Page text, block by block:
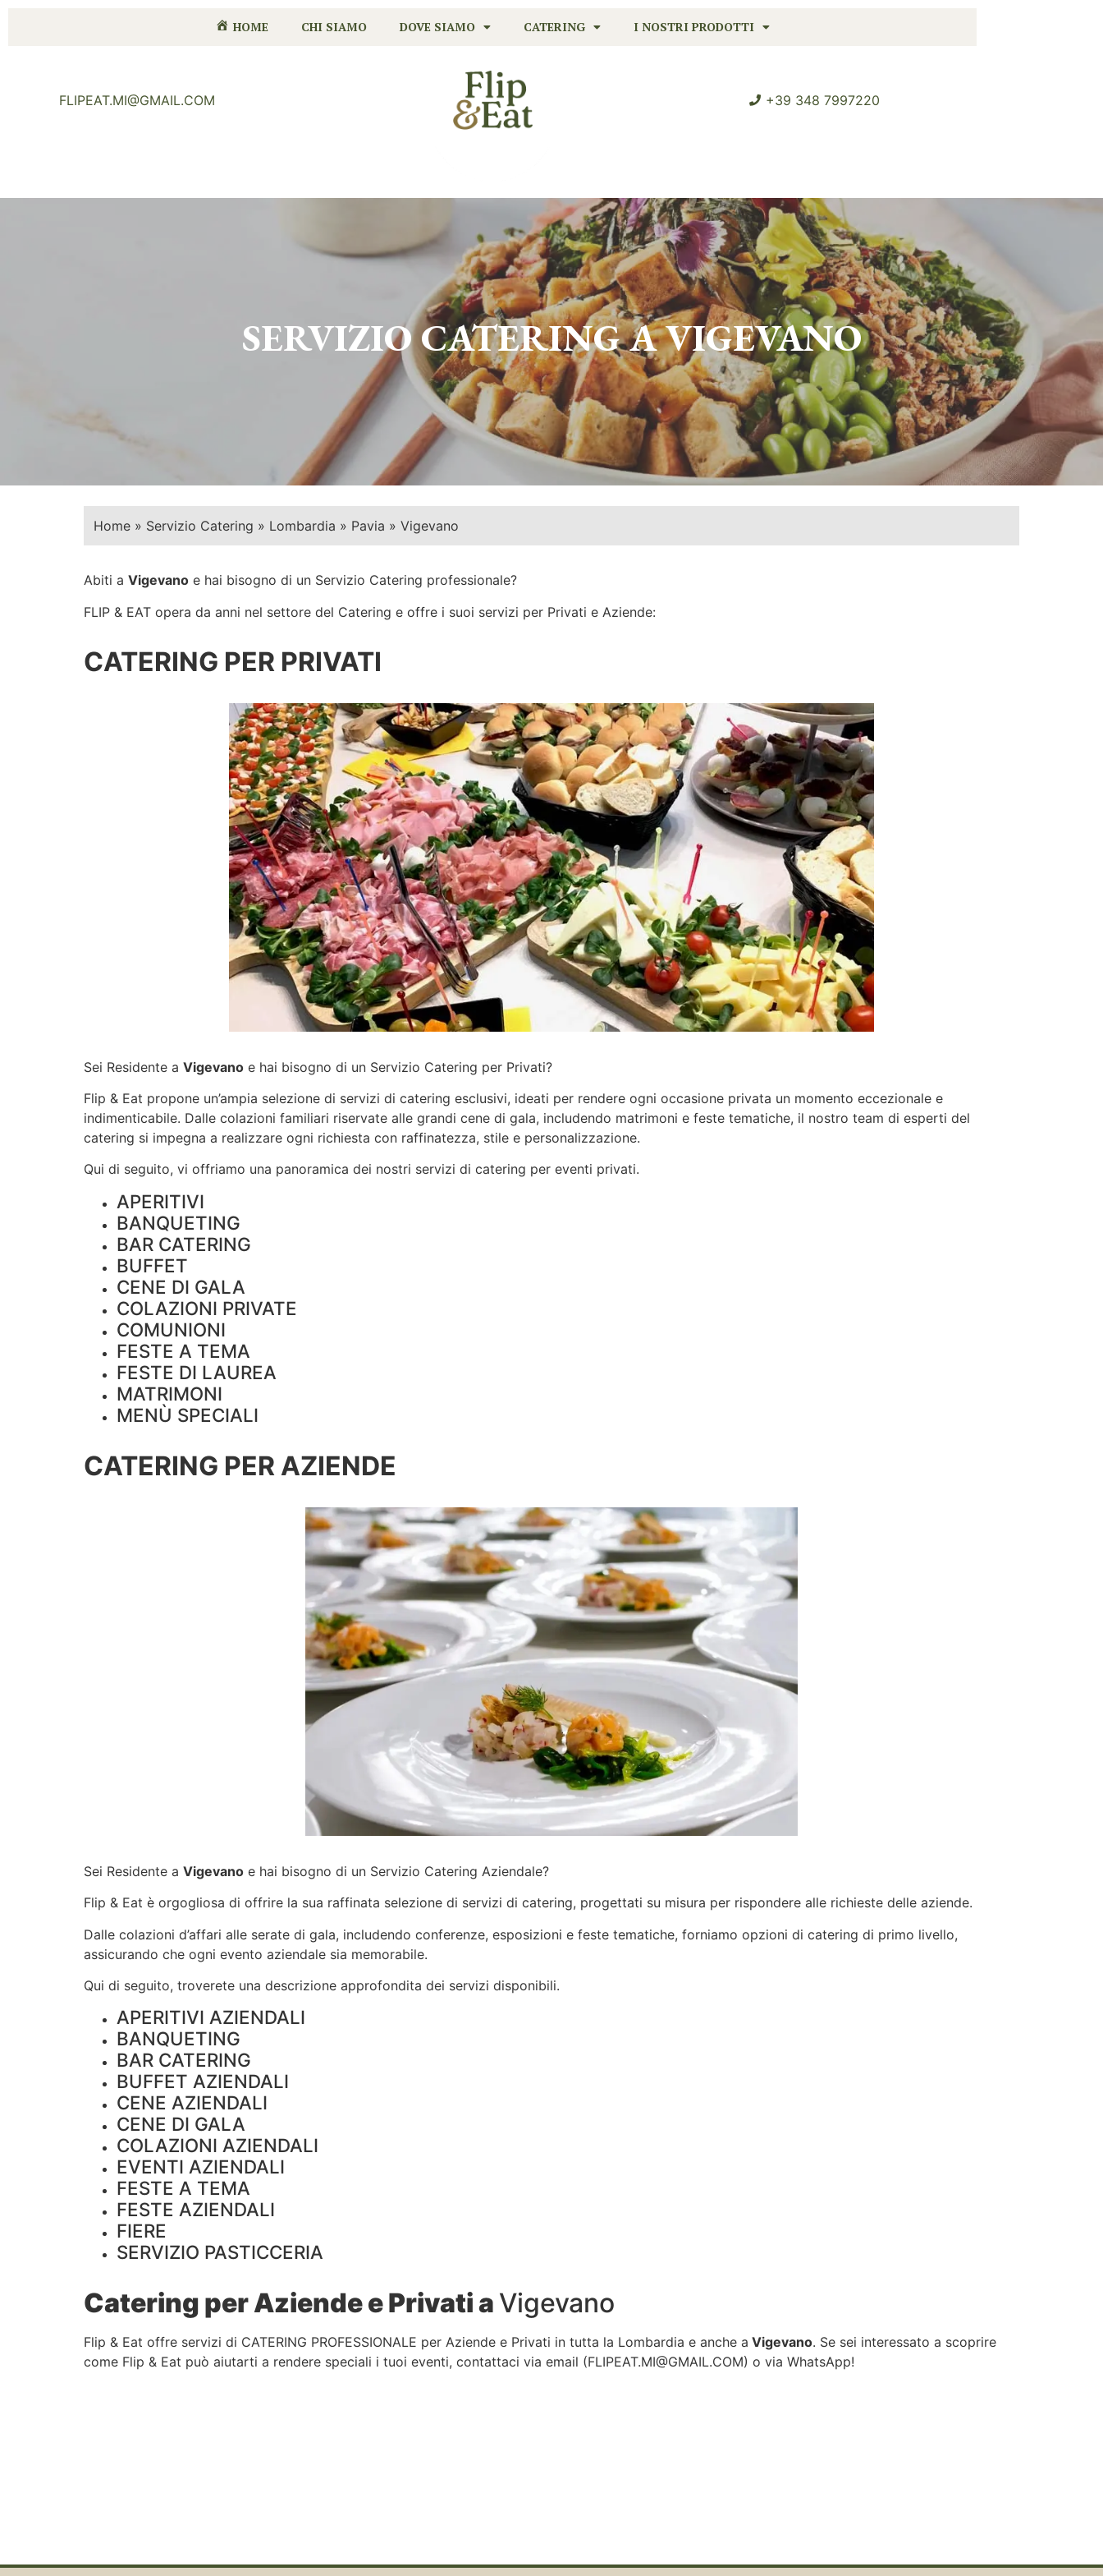
HOME CHI SIAMO DOVE SIAMO CATERING I NOSTRI PRODOTTI
FLIPEAT.MI@GMAIL.COM +39 348 7997220
SERVIZIO CATERING AVIGEVANO
Home » Servizio Catering » Lombardia » Pavia » Vigevano
Abiti a Vigevano e hai bisogno di un Servizio Catering professionale?
FLIP & EAT opera da anni nel settore del Catering e offre i suoi servizi per Privati e Aziende:
CATERING PER PRIVATI
Sei Residente a Vigevano e hai bisogno di un Servizio Catering per Privati?
Flip & Eat propone un’ampia selezione di servizi di catering esclusivi, ideati per rendere ogni occasione privata un momento eccezionale e
indimenticabile. Dalle colazioni familiari riservate alle grandi cene di gala, includendo matrimoni e feste tematiche, il nostro team di esperti del
catering si impegna a realizzare ogni richiesta con raffinatezza, stile e personalizzazione.
Qui di seguito, vi offriamo una panoramica dei nostri servizi di catering per eventi privati.
APERITIVI
BANQUETING
BAR CATERING
BUFFET
CENE DI GALA
COLAZIONI PRIVATE
COMUNIONI
FESTE A TEMA
FESTE DI LAUREA
MATRIMONI
MENÙ SPECIALI
CATERING PER AZIENDE
Sei Residente a Vigevano e hai bisogno di un Servizio Catering Aziendale?
Flip & Eat è orgogliosa di offrire la sua raffinata selezione di servizi di catering, progettati su misura per rispondere alle richieste delle aziende.
Dalle colazioni d’affari alle serate di gala, includendo conferenze, esposizioni e feste tematiche, forniamo opzioni di catering di primo livello,
assicurando che ogni evento aziendale sia memorabile.
Qui di seguito, troverete una descrizione approfondita dei servizi disponibili.
APERITIVI AZIENDALI
BANQUETING
BAR CATERING
BUFFET AZIENDALI
CENE AZIENDALI
CENE DI GALA
COLAZIONI AZIENDALI
EVENTI AZIENDALI
FESTE A TEMA
FESTE AZIENDALI
FIERE
SERVIZIO PASTICCERIA
Catering per Aziende e Privati a Vigevano
Flip & Eat offre servizi di CATERING PROFESSIONALE per Aziende e Privati in tutta la Lombardia e anche a Vigevano. Se sei interessato a scoprire
come Flip & Eat può aiutarti a rendere speciali i tuoi eventi, contattaci via email (FLIPEAT.MI@GMAIL.COM) o via WhatsApp!